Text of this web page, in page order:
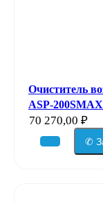
Очиститель
ASP-
70 270,00 ₽
✆